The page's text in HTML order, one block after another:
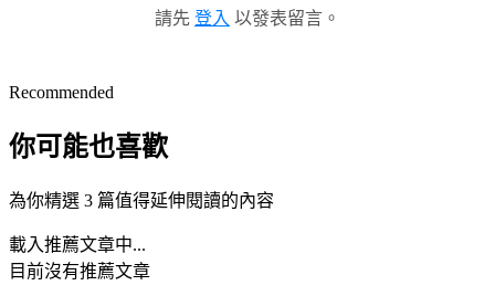
請先 登入 以發表留言。
Recommended
你可能也喜歡
為你精選 3 篇值得延伸閱讀的內容
載入推薦文章中...
目前沒有推薦文章